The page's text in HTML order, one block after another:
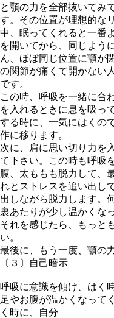
と顎の力を全部抜いてみ
す。その位置が理想的な
中、眠ってくれると一番
を開いてから、同じよう
ん、ほぼ同じ位置に顎が
の関節が痛くて開かない
です。
この時、呼吸を一緒に合
を入れるときに息を吸っ
する時に、一気にはくの
作に移ります。
次に、肩に思い切り力を
て下さい。この時も呼吸
腹、太ももも脱力して、
れとストレスを追い出し
出しながら脱力します。
裏あたりが少し温かくな
それを感じたら、もっと
い。
最後に、もう一度、 顎の
〔３〕自己暗示
呼吸に意識を傾け、はく
足やお腹が温かくなって
く時に、自分